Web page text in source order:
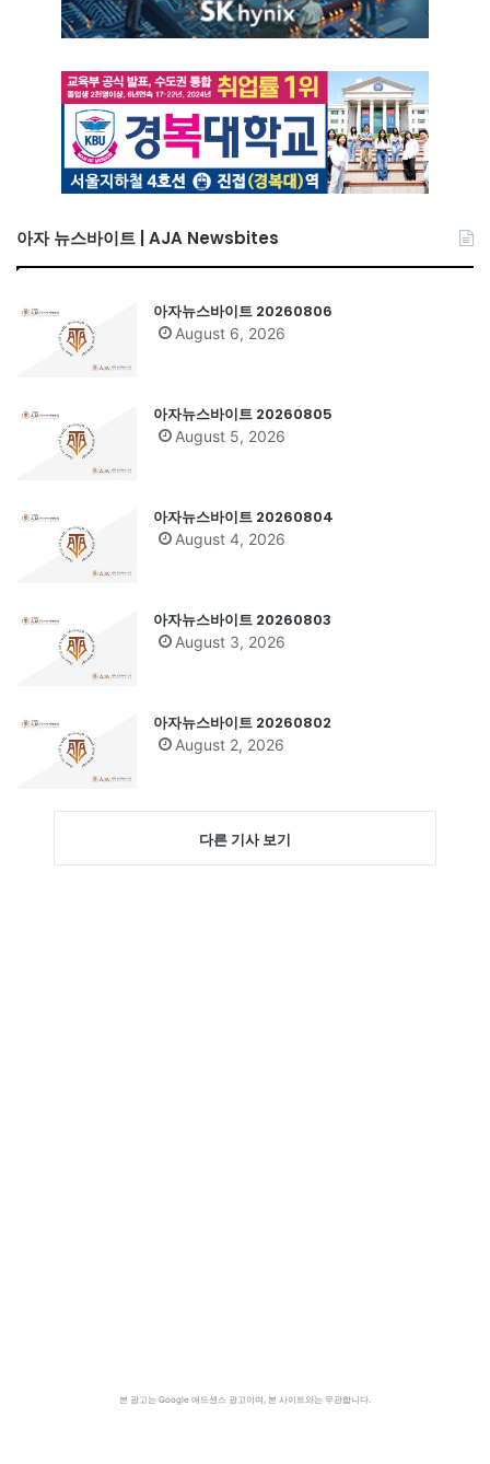
아자 뉴스바이트 | AJA Newsbites
아자뉴스바이트 20260806
August 6, 2026
아자뉴스바이트 20260805
August 5, 2026
아자뉴스바이트 20260804
August 4, 2026
아자뉴스바이트 20260803
August 3, 2026
아자뉴스바이트 20260802
August 2, 2026
다른 기사 보기
본 광고는 Google 애드센스 광고이며, 본 사이트와는 무관합니다.